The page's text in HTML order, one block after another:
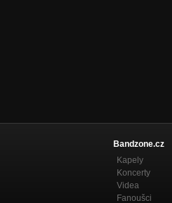
Bandzone.cz
Kapely
Koncerty
Videa
Fanoušci